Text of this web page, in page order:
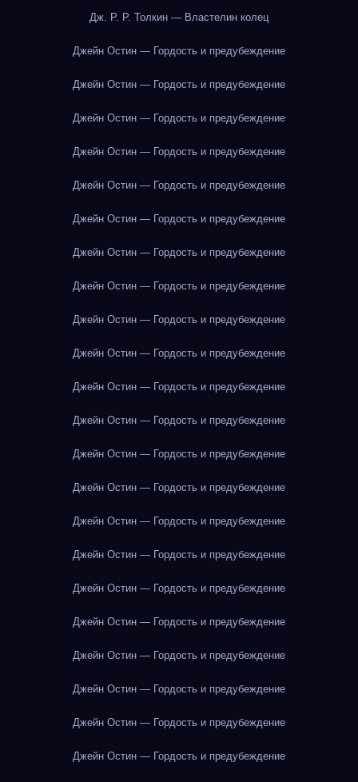
Дж. Р. Р. Толкин — Властелин колец
Джейн Остин — Гордость и предубеждение
Джейн Остин — Гордость и предубеждение
Джейн Остин — Гордость и предубеждение
Джейн Остин — Гордость и предубеждение
Джейн Остин — Гордость и предубеждение
Джейн Остин — Гордость и предубеждение
Джейн Остин — Гордость и предубеждение
Джейн Остин — Гордость и предубеждение
Джейн Остин — Гордость и предубеждение
Джейн Остин — Гордость и предубеждение
Джейн Остин — Гордость и предубеждение
Джейн Остин — Гордость и предубеждение
Джейн Остин — Гордость и предубеждение
Джейн Остин — Гордость и предубеждение
Джейн Остин — Гордость и предубеждение
Джейн Остин — Гордость и предубеждение
Джейн Остин — Гордость и предубеждение
Джейн Остин — Гордость и предубеждение
Джейн Остин — Гордость и предубеждение
Джейн Остин — Гордость и предубеждение
Джейн Остин — Гордость и предубеждение
Джейн Остин — Гордость и предубеждение